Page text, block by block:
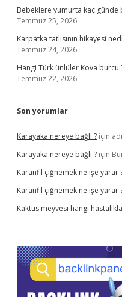
Bebeklere yumurta kaç günde
Temmuz 25, 2026
Karpatka tatlısının hikayesi
Temmuz 24, 2026
Hangi Türk ünlüler Kova burcu
Temmuz 22, 2026
Son yorumlar
Karayaka nereye bağlı ? için
Karayaka nereye bağlı ? için
Karanfil çiğnemek ne işe yarar
Karanfil çiğnemek ne işe yarar
Kaktüs meyvesi hangi